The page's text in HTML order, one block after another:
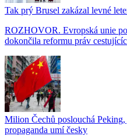
Tak prý Brusel zakázal levné
ROZHOVOR. Evropská unie
dokončila reformu práv
Milion Čechů poslouchá
propaganda umí česky